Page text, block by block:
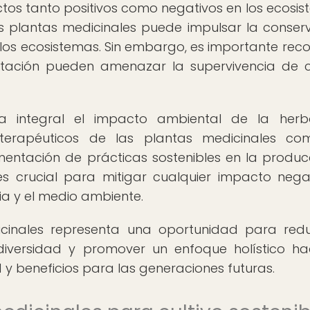
tanto positivos como negativos en los
plantas medicinales puede impulsar la
ecosistemas. Sin embargo, es importante
pueden amenazar la supervivencia de
integral el impacto ambiental de la
de las plantas medicinales
de prácticas sostenibles en la
crucial para mitigar cualquier impacto
y el medio ambiente.
representa una oportunidad para
y promover un enfoque holístico
beneficios para las generaciones futuras.